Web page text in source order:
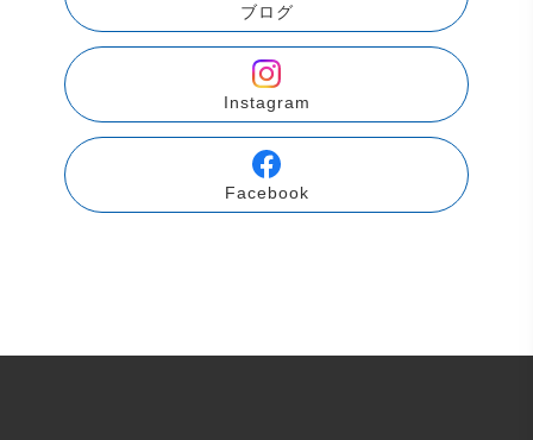
ブログ
Instagram
Facebook